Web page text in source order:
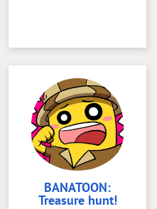
BANATOON:
Treasure hunt!